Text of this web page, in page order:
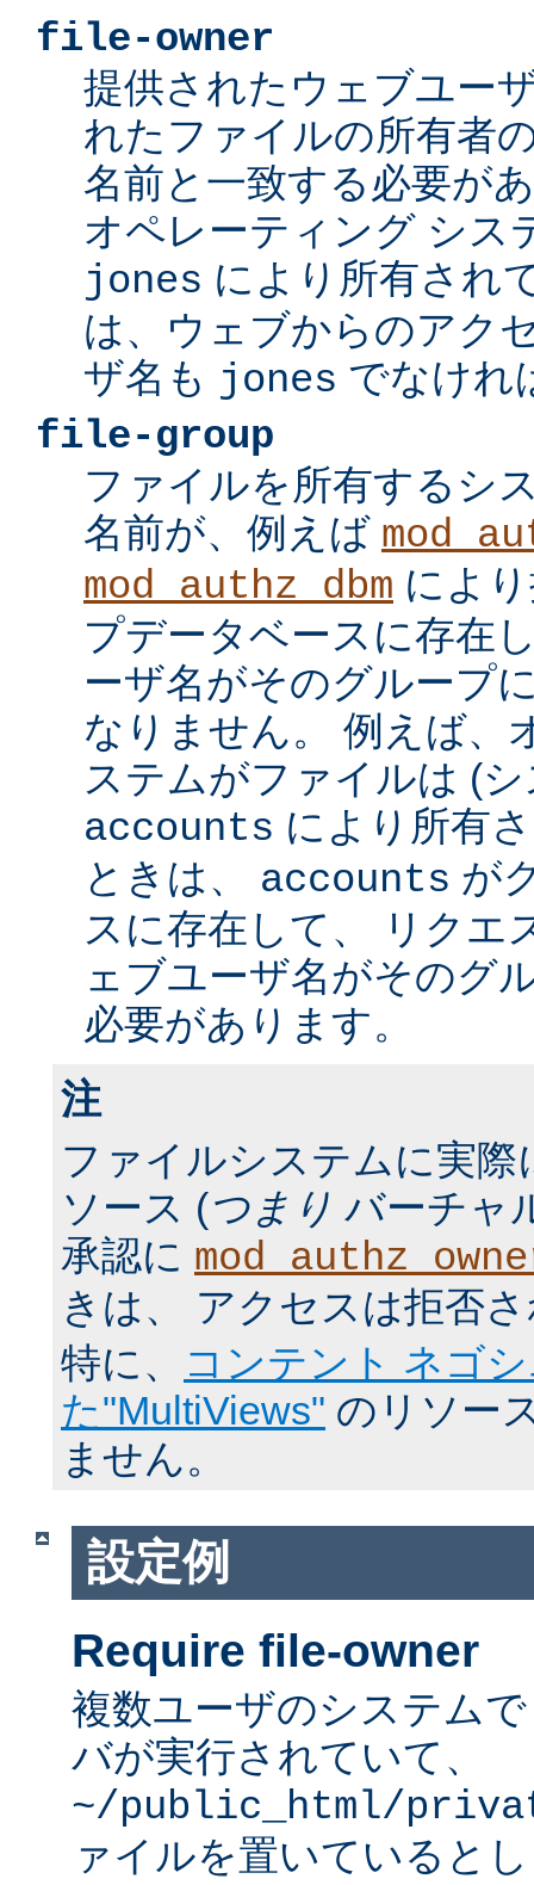
file-owner
提供されたウェブユー
れたファイルの所有者
名前と一致する必要が
オペレーティング シス
jones により所有され
は、ウェブからのアク
ザ名も jones でなけれ
file-group
ファイルを所有するシ
名前が、例えば
mod_authz_dbm によ
プデータベースに存在
ーザ名がそのグループ
なりません。 例えば、
ステムがファイルは (
accounts により所有
ときは、 accounts が
スに存在して、 リクエ
ェブユーザ名がそのグ
必要があります。
注
ファイルシステムに実
ソース (つまり バーチャ
承認に
きは、 アクセスは拒否
特に、
コンテント ネゴ
た"MultiViews" のリソー
ません。
設定例
Require file-owner
複数ユーザのシステム
バが実行されていて、
~/public_html/
ァイルを置いていると